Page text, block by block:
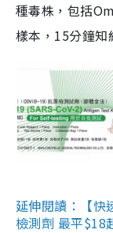
種毒株，包括
樣本，15分鐘知
延伸閱讀：【快
檢測劑 最平